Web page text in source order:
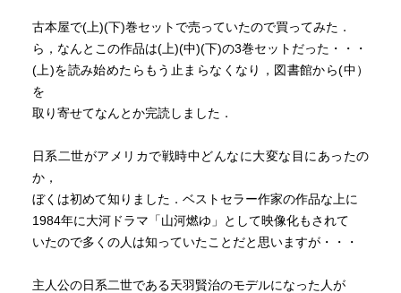
古本屋で(上)(下)巻セットで売っていたので買ってみた．
ら，なんとこの作品は(上)(中)(下)の3巻セットだった・・・
(上)を読み始めたらもう止まらなくなり，図書館から(中）
を
取り寄せてなんとか完読しました．
日系二世がアメリカで戦時中どんなに大変な目にあったの
か，
ぼくは初めて知りました．ベストセラー作家の作品な上に
1984年に大河ドラマ「山河燃ゆ」として映像化もされて
いたので多くの人は知っていたことだと思いますが・・・
主人公の日系二世である天羽賢治のモデルになった人が